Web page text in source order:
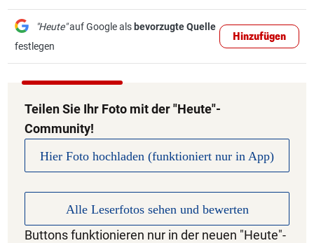
"Heute"auf Google als bevorzugte Quelle
festlegen
Hinzufügen
Teilen Sie Ihr Foto mit der "Heute"-
Community!
Hier Foto hochladen (funktioniert nur in App)
Alle Leserfotos sehen und bewerten
Buttons funktionieren nur in der neuen "Heute"-